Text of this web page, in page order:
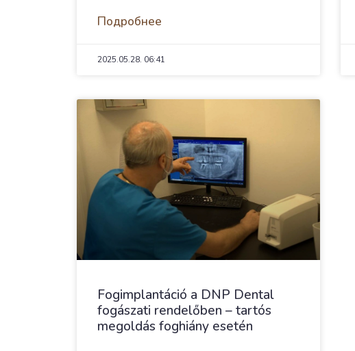
Подробнее
2025.05.28. 06:41
Fogimplantáció a DNP Dental
fogászati rendelőben – tartós
megoldás foghiány esetén